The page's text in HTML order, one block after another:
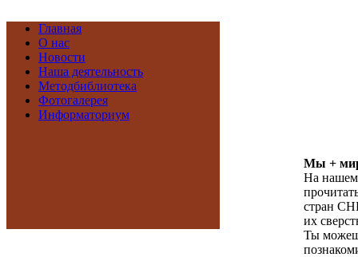
Главная
О нас
Новости
Наша деятельность
Методбиблиотека
Фотогалерея
Информаториум
Мы + мир
На
стран
их
Ты